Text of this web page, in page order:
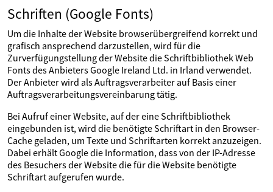
Schriften (Google Fonts)
Um die Inhalte der Website browserübergreifend korrekt und
grafisch ansprechend darzustellen, wird für die
Zurverfügungstellung der Website die Schriftbibliothek Web
Fonts des Anbieters Google Ireland Ltd. in Irland verwendet.
Der Anbieter wird als Auftragsverarbeiter auf Basis einer
Auftragsverarbeitungsvereinbarung tätig.
Bei Aufruf einer Website, auf der eine Schriftbibliothek
eingebunden ist, wird die benötigte Schriftart in den Browser-
Cache geladen, um Texte und Schriftarten korrekt anzuzeigen.
Dabei erhält Google die Information, dass von der IP-Adresse
des Besuchers der Website die für die Website benötigte
Schriftart aufgerufen wurde.